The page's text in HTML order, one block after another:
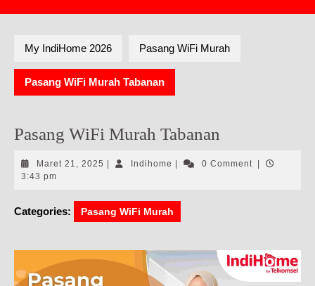
My IndiHome 2026 Pasang WiFi Murah
Pasang WiFi Murah Tabanan
Pasang WiFi Murah Tabanan
Maret 21, 2025 Maret
Indihome Indihome0 Comment
3:43 pm
Categories: Pasang WiFi Murah